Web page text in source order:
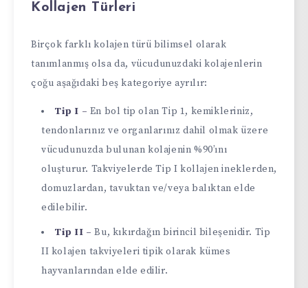
Kollajen Türleri
Birçok farklı kolajen türü bilimsel olarak
tanımlanmış olsa da, vücudunuzdaki kolajenlerin
çoğu aşağıdaki beş kategoriye ayrılır:
Tip I – En bol tip olan Tip 1, kemikleriniz,
tendonlarınız ve organlarınız dahil olmak üzere
vücudunuzda bulunan kolajenin %90’ını
oluşturur. Takviyelerde Tip I kollajen ineklerden,
domuzlardan, tavuktan ve/veya balıktan elde
edilebilir.
Tip II –Bu, kıkırdağın birincil bileşenidir. Tip
II kolajen takviyeleri tipik olarak kümes
hayvanlarından elde edilir.